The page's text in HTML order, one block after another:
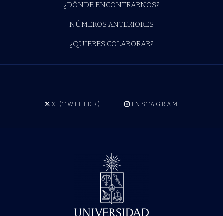
¿DÓNDE ENCONTRARNOS?
NÚMEROS ANTERIORES
¿QUIERES COLABORAR?
X (TWITTER) INSTAGRAM